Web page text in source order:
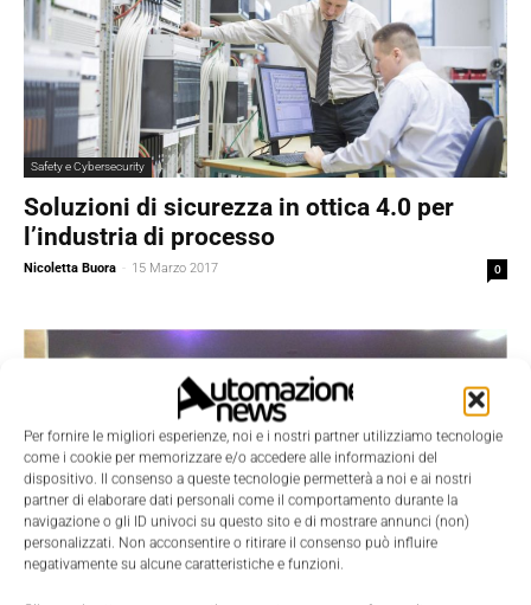
Per fornire le migliori esperienze, noi e i nostri partner utilizziamo tecnologie
come i cookie per memorizzare e/o accedere alle informazioni del
dispositivo. Il consenso a queste tecnologie permetterà a noi e ai nostri
partner di elaborare dati personali come il comportamento durante la
navigazione o gli ID univoci su questo sito e di mostrare annunci (non)
personalizzati. Non acconsentire o ritirare il consenso può influire
negativamente su alcune caratteristiche e funzioni.
Safety e Cybersecurity
Soluzioni di sicurezza in ottica 4.0 per
l’industria di processo
Nicoletta Buora - 15 Marzo 2017 0